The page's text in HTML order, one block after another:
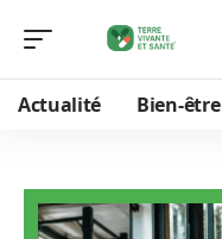
Actualité Bien-être